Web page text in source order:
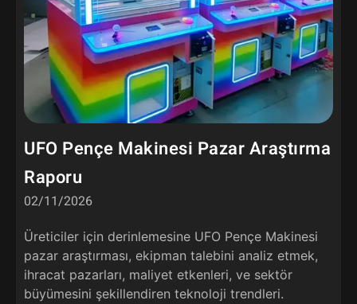
UFO Pençe Makinesi Pazar Araştırma
Raporu
02/11/2026
Üreticiler için derinlemesine UFO Pençe Makinesi
pazar araştırması, ekipman talebini analiz etmek,
ihracat pazarları, maliyet etkenleri, ve sektör
büyümesini şekillendiren teknoloji trendleri.